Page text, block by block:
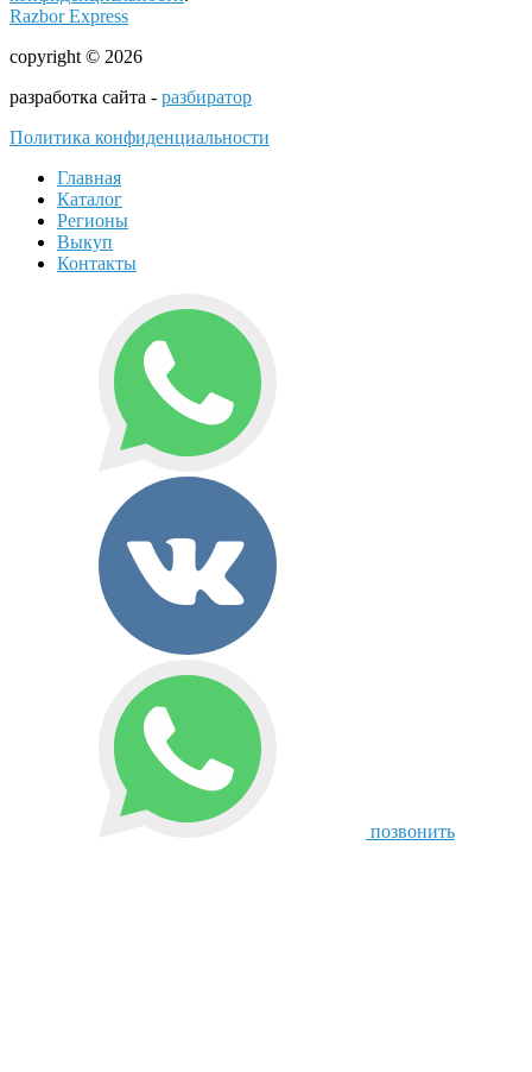
Razbor Express
copyright © 2026
разработка сайта - разбиратор
Политика конфиденциальности
Главная
Каталог
Регионы
Выкуп
Контакты
позвонить